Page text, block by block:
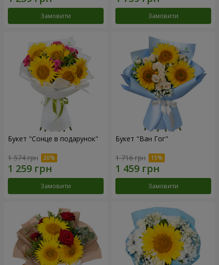
Замовити Замовити
Букет "Сонце в подарунок"
1 574 грн
Замовити
Букет "Ван Гог"
1 716 грн
Замовити